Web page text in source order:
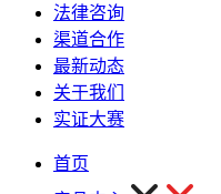
法律咨询
渠道合作
最新动态
关于我们
实证大赛
首页